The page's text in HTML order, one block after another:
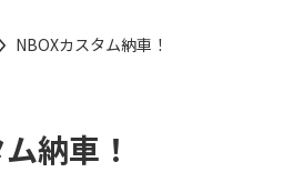
NBOXカスタム納車！
納車！